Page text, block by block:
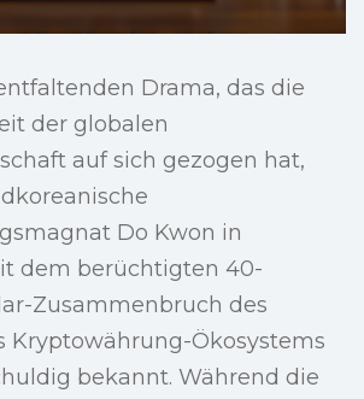
Drama, das die
der globalen
auf sich gezogen hat,
Do Kwon in
dem berüchtigten 40-
Zusammenbruch des
Kryptowährung-Ökosystems
bekannt. Während die